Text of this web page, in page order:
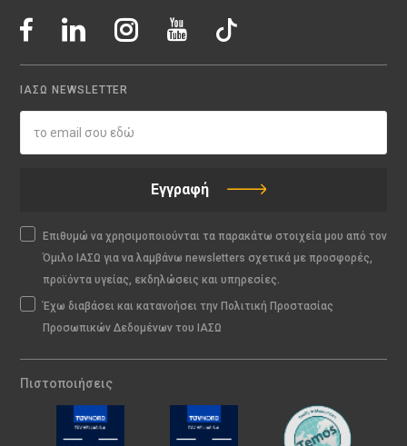
ΙΑΣΩ NEWSLETTER
Εγγραφή
Επιθυμώ να χρησιμοποιούνται τα παρακάτω στοιχεία μου από τον
Όμιλο ΙΑΣΩ για να λαμβάνω newsletters σχετικά με προσφορές,
προϊόντα υγείας, εκδηλώσεις και υπηρεσίες.
Έχω διαβάσει και κατανοήσει την Πολιτική Προστασίας
Προσωπικών Δεδομένων του ΙΑΣΩ
Πιστοποιήσεις